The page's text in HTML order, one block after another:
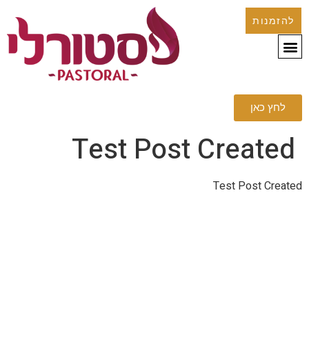
להזמנות
לחץ כאן
Test Post Created
Test Post Created